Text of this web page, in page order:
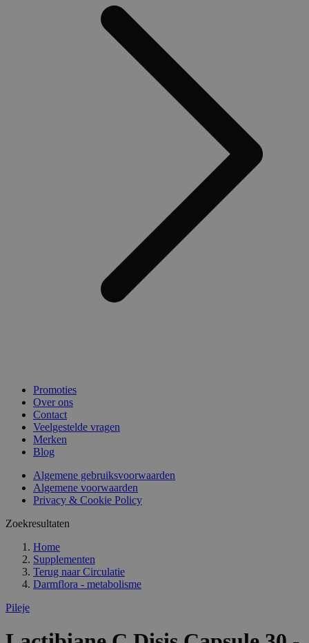
Promoties
Over ons
Contact
Veelgestelde vragen
Merken
Blog
Algemene gebruiksvoorwaarden
Algemene voorwaarden
Privacy & Cookie Policy
Zoekresultaten
Home
Supplementen
Terug naar Circulatie
Darmflora - metabolisme
Pileje